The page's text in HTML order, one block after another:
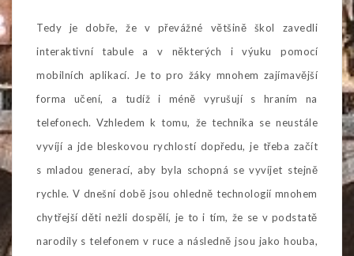
Tedy je dobře, že v převážné většině škol zavedli
interaktivní tabule a v některých i výuku pomocí
mobilních aplikací. Je to pro žáky mnohem zajímavější
forma učení, a tudíž i méně vyrušují s hraním na
telefonech. Vzhledem k tomu, že technika se neustále
vyvíjí a jde bleskovou rychlostí dopředu, je třeba začít
s mladou generací, aby byla schopná se vyvíjet stejně
rychle. V dnešní době jsou ohledně technologií mnohem
chytřejší děti nežli dospělí, je to i tím, že se v podstatě
narodily s telefonem v ruce a následně jsou jako houba,